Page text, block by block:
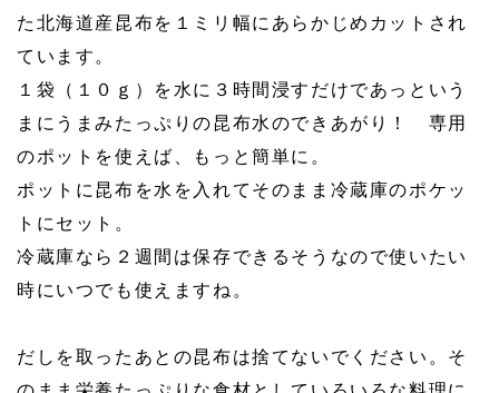
た北海道産昆布を１ミリ幅にあらかじめカットされ
ています。
１袋（１０ｇ）を水に３時間浸すだけであっという
まにうまみたっぷりの昆布水のできあがり！ 専用
のポットを使えば、もっと簡単に。
ポットに昆布を水を入れてそのまま冷蔵庫のポケッ
トにセット。
冷蔵庫なら２週間は保存できるそうなので使いたい
時にいつでも使えますね。
だしを取ったあとの昆布は捨てないでください。そ